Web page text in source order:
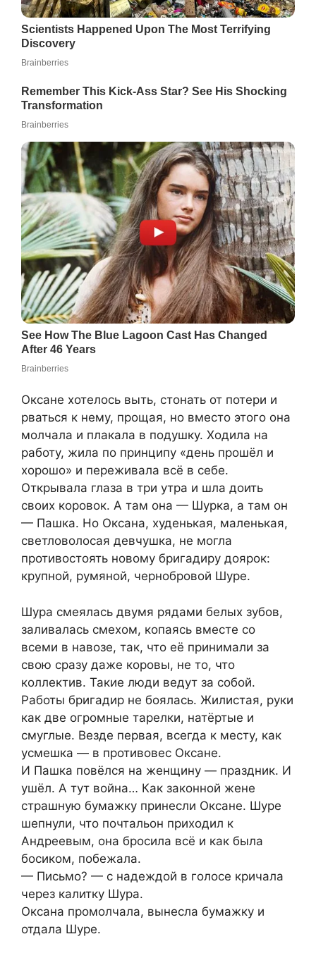
Оксане хотелось выть, стонать от потери и
рваться к нему, прощая, но вместо этого она
молчала и плакала в подушку. Ходила на
работу, жила по принципу «день прошёл и
хорошо» и переживала всё в себе.
Открывала глаза в три утра и шла доить
своих коровок. А там она — Шурка, а там он
— Пашка. Но Оксана, худенькая, маленькая,
светловолосая девчушка, не могла
противостоять новому бригадиру доярок:
крупной, румяной, чернобровой Шуре.
Шура смеялась двумя рядами белых зубов,
заливалась смехом, копаясь вместе со
всеми в навозе, так, что её принимали за
свою сразу даже коровы, не то, что
коллектив. Такие люди ведут за собой.
Работы бригадир не боялась. Жилистая, руки
как две огромные тарелки, натёртые и
смуглые. Везде первая, всегда к месту, как
усмешка — в противовес Оксане.
И Пашка повёлся на женщину — праздник. И
ушёл. А тут война… Как законной жене
страшную бумажку принесли Оксане. Шуре
шепнули, что почтальон приходил к
Андреевым, она бросила всё и как была
босиком, побежала.
— Письмо? — с надеждой в голосе кричала
через калитку Шура.
Оксана промолчала, вынесла бумажку и
отдала Шуре.